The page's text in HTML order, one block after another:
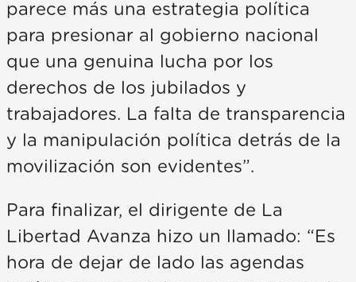
parece más una estrategia política
para presionar al gobierno nacional
que una genuina lucha por los
derechos de los jubilados y
trabajadores. La falta de transparencia
y la manipulación política detrás de la
movilización son evidentes”.
Para finalizar, el dirigente de La
Libertad Avanza hizo un llamado: “Es
hora de dejar de lado las agendas